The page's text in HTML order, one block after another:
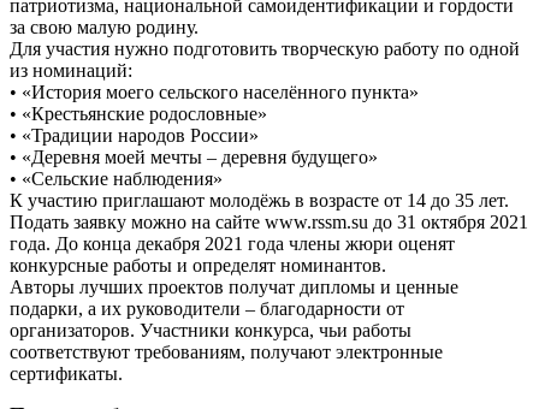
патриотизма, национальной самоидентификации и гордости
за свою малую родину.
Для участия нужно подготовить творческую работу по одной
из номинаций:
• «История моего сельского населённого пункта»
• «Крестьянские родословные»
• «Традиции народов России»
• «Деревня моей мечты – деревня будущего»
• «Сельские наблюдения»
К участию приглашают молодёжь в возрасте от 14 до 35 лет.
Подать заявку можно на сайте www.rssm.su до 31 октября 2021
года. До конца декабря 2021 года члены жюри оценят
конкурсные работы и определят номинантов.
Авторы лучших проектов получат дипломы и ценные
подарки, а их руководители – благодарности от
организаторов. Участники конкурса, чьи работы
соответствуют требованиям, получают электронные
сертификаты.